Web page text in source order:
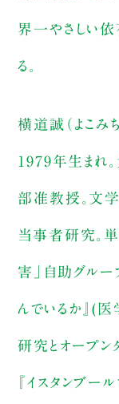
界一やさしい
る。
横道誠（よこみち
1979年生まれ
部准教授。文
当事者研究。
害」自助グル
んでいるか』(
研究とオープン
『イスタンブ